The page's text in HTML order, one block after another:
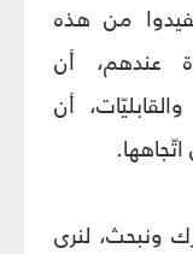
من هذه
عندهم، أن
أن
ونبحث، لنرى